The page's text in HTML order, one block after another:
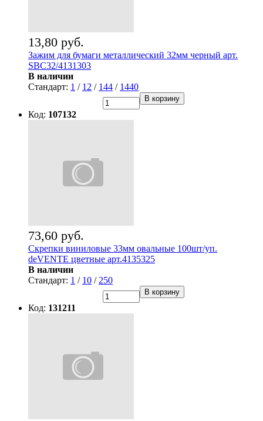
13,80 руб.
Зажим для бумаги металлический 32мм черный арт.
SBC32/4131303
В наличии
Стандарт: 1 / 12 / 144 / 1440
В корзину
Код: 107132
73,60 руб.
Скрепки виниловые 33мм овальные 100шт/уп.
deVENTE цветные арт.4135325
В наличии
Стандарт: 1 / 10 / 250
В корзину
Код: 131211